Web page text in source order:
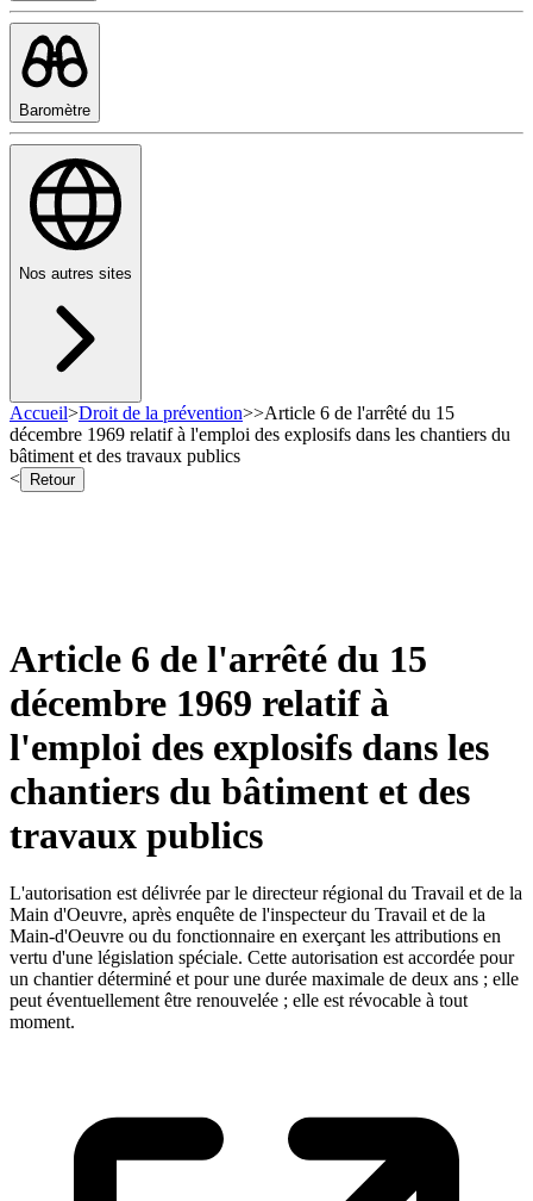
Baromètre
Nos autres sites
Accueil>Droit de la prévention>>Article 6 de l'arrêté du 15
décembre 1969 relatif à l'emploi des explosifs dans les chantiers du
bâtiment et des travaux publics
<
Retour
Article 6 de l'arrêté du 15
décembre 1969 relatif à
l'emploi des explosifs dans les
chantiers du bâtiment et des
travaux publics
L'autorisation est délivrée par le directeur régional du Travail et de la
Main d'Oeuvre, après enquête de l'inspecteur du Travail et de la
Main-d'Oeuvre ou du fonctionnaire en exerçant les attributions en
vertu d'une législation spéciale. Cette autorisation est accordée pour
un chantier déterminé et pour une durée maximale de deux ans ; elle
peut éventuellement être renouvelée ; elle est révocable à tout
moment.